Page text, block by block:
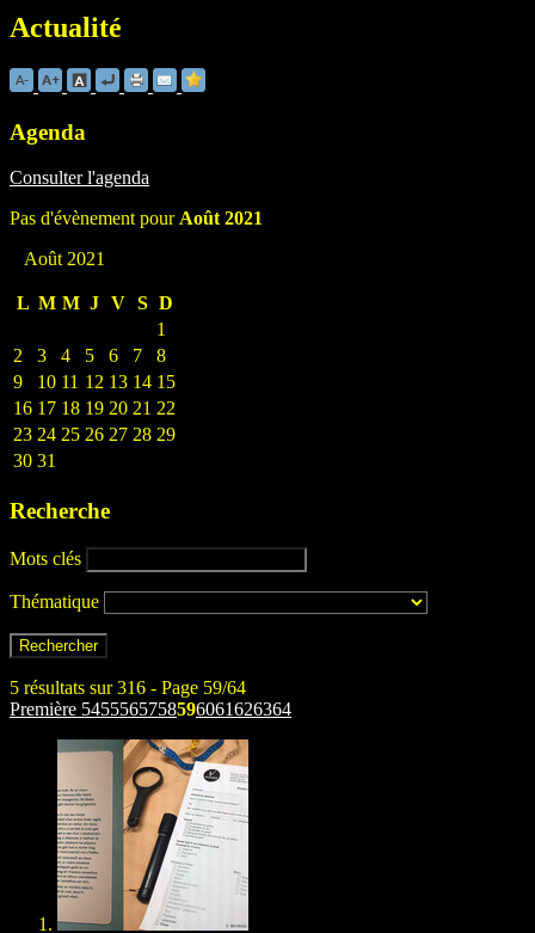
Actualité
Agenda
Consulter l'agenda
Pas d'évènement pourAoût 2021
Août 2021
L M M J V S D
1
2
3 4 5 6 7
8
9
10 11 12 13 14 15
16 17 18 19 20 21 22
23 24 25 26 27 28 29
30 31
Recherche
Mots clés
Thématique
5 résultats sur 316 - Page 59/64
Première 5455565758596061626364